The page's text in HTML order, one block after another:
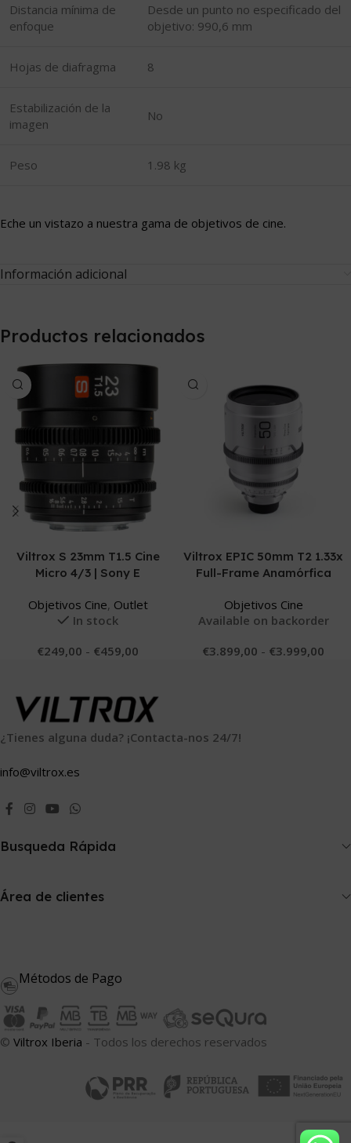
Distancia mínima de
enfoque
Desde un punto no especificado del
objetivo: 990,6 mm
Hojas de diafragma 8
Estabilización de la
imagen
No
Peso 1.98 kg
Eche un vistazo a nuestra gama de objetivos de cine.
Información adicional
Productos relacionados
Viltrox S 23mm T1.5 Cine
Micro 4/3 | Sony E
Objetivos Cine, Outlet
In stock
€249,00 - €459,00
Viltrox EPIC 50mm T2 1.33x
Full-Frame Anamórfica
Objetivos Cine
Available on backorder
€3.899,00 - €3.999,00
¿Tienes alguna duda? ¡Contacta-nos 24/7!
info@viltrox.es
Busqueda Rápida
Área de clientes
Métodos de Pago
© Viltrox Iberia - Todos los derechos reservados